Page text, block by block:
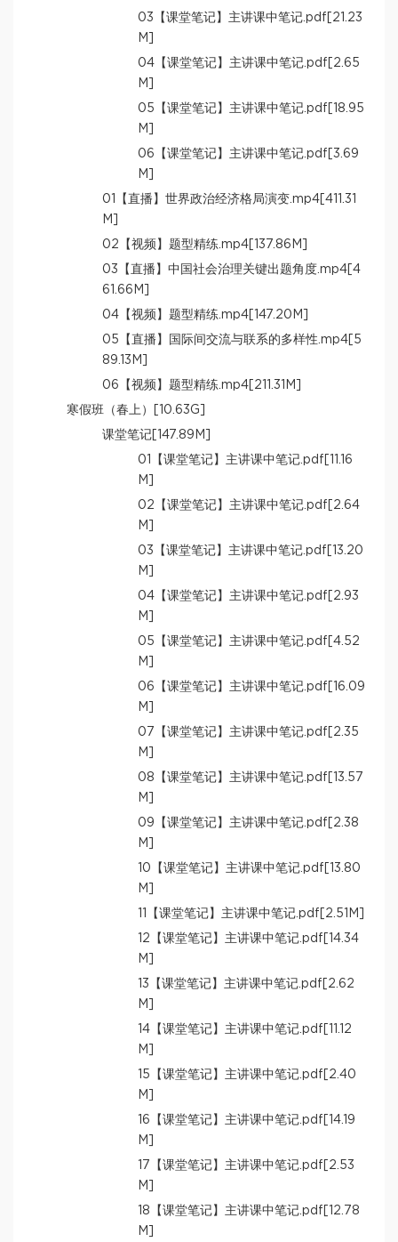
03【课堂笔记】主讲课中笔记.pdf[21.23
M]
04【课堂笔记】主讲课中笔记.pdf[2.65
M]
05【课堂笔记】主讲课中笔记.pdf[18.95
M]
06【课堂笔记】主讲课中笔记.pdf[3.69
M]
01【直播】世界政治经济格局演变.mp4[411.31
M]
02【视频】题型精练.mp4[137.86M]
03【直播】中国社会治理关键出题角度.mp4[4
61.66M]
04【视频】题型精练.mp4[147.20M]
05【直播】国际间交流与联系的多样性.mp4[5
89.13M]
06【视频】题型精练.mp4[211.31M]
寒假班（春上）[10.63G]
课堂笔记[147.89M]
01【课堂笔记】主讲课中笔记.pdf[11.16
M]
02【课堂笔记】主讲课中笔记.pdf[2.64
M]
03【课堂笔记】主讲课中笔记.pdf[13.20
M]
04【课堂笔记】主讲课中笔记.pdf[2.93
M]
05【课堂笔记】主讲课中笔记.pdf[4.52
M]
06【课堂笔记】主讲课中笔记.pdf[16.09
M]
07【课堂笔记】主讲课中笔记.pdf[2.35
M]
08【课堂笔记】主讲课中笔记.pdf[13.57
M]
09【课堂笔记】主讲课中笔记.pdf[2.38
M]
10【课堂笔记】主讲课中笔记.pdf[13.80
M]
11【课堂笔记】主讲课中笔记.pdf[2.51M]
12【课堂笔记】主讲课中笔记.pdf[14.34
M]
13【课堂笔记】主讲课中笔记.pdf[2.62
M]
14【课堂笔记】主讲课中笔记.pdf[11.12
M]
15【课堂笔记】主讲课中笔记.pdf[2.40
M]
16【课堂笔记】主讲课中笔记.pdf[14.19
M]
17【课堂笔记】主讲课中笔记.pdf[2.53
M]
18【课堂笔记】主讲课中笔记.pdf[12.78
M]